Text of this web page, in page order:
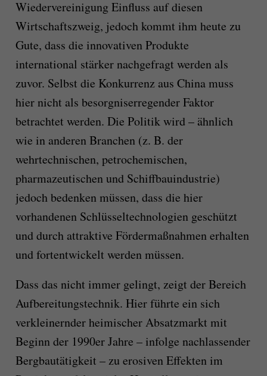
Wiedervereinigung Einfluss auf diesen
Wirtschaftszweig, jedoch kommt ihm heute zu
Gute, dass die innovativen Produkte
international stärker nachgefragt werden als
zuvor. Selbst die Konkurrenz aus China muss
hier nicht als besorgniserregender Faktor
betrachtet werden. Die Politik wird – ähnlich
wie in anderen Branchen (z. B. der
wehrtechnischen, petrochemischen,
pharmazeutischen und Schiffbauindustrie)
jedoch bedenken müssen, dass die hier
vorhandenen Schlüsseltechnologien geschützt
und durch attraktive Fördermaßnahmen erhalten
und fortentwickelt werden müssen.
Dass das nicht immer gelingt, zeigt der Bereich
Aufbereitungstechnik. Hier führte ein sich
verkleinernder heimischer Absatzmarkt mit
Beginn der 1990er Jahre – infolge nachlassender
Bergbautätigkeit – zu erosiven Effekten im